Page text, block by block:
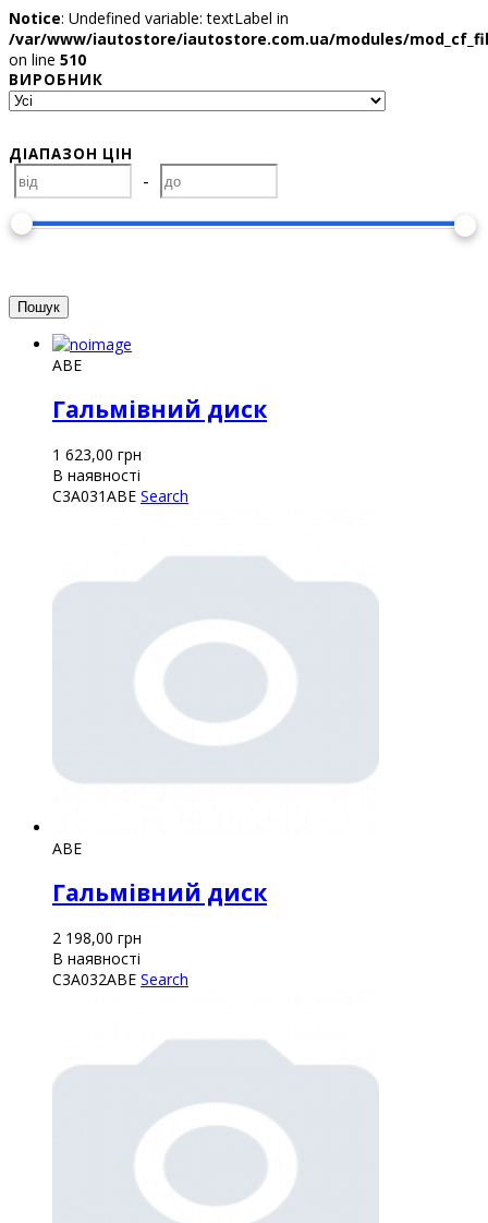
Notice: Undefined variable: textLabel in
/var/www/iautostore/iautostore.com.ua/modules/
on line 510
ВИРОБНИК
ДІАПАЗОН ЦІН
-
ABE
Гальмівний диск
1 623,00 грн
В наявності
C3A031ABE Search
ABE
Гальмівний диск
2 198,00 грн
В наявності
C3A032ABE Search